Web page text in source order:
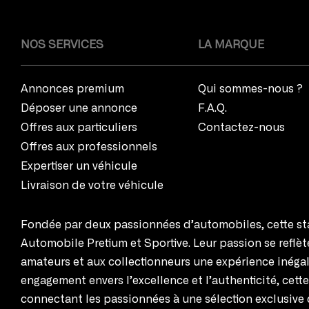
NOS SERVICES
Annonces premium
Déposer une annonce
Offres aux particuliers
Offres aux professionnels
Expertiser un véhicule
Livraison de votre véhicule
LA MARQUE
Qui sommes-nous ?
F.A.Q.
Contactez-nous
Fondée par deux passionnées d’automobiles, cette
Automobile Pretium et Sportive. Leur passion se
amateurs et aux collectionneurs une expérience
engagement envers l’excellence et l’authenticité,
connectant les passionnées à une sélection